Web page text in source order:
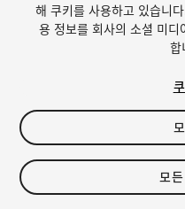
$14.99
세금/부가세는 결제 시 반영됩니
해 쿠키를 사용하고 있습니
용 정보를 회사의 소셜 미
합
모